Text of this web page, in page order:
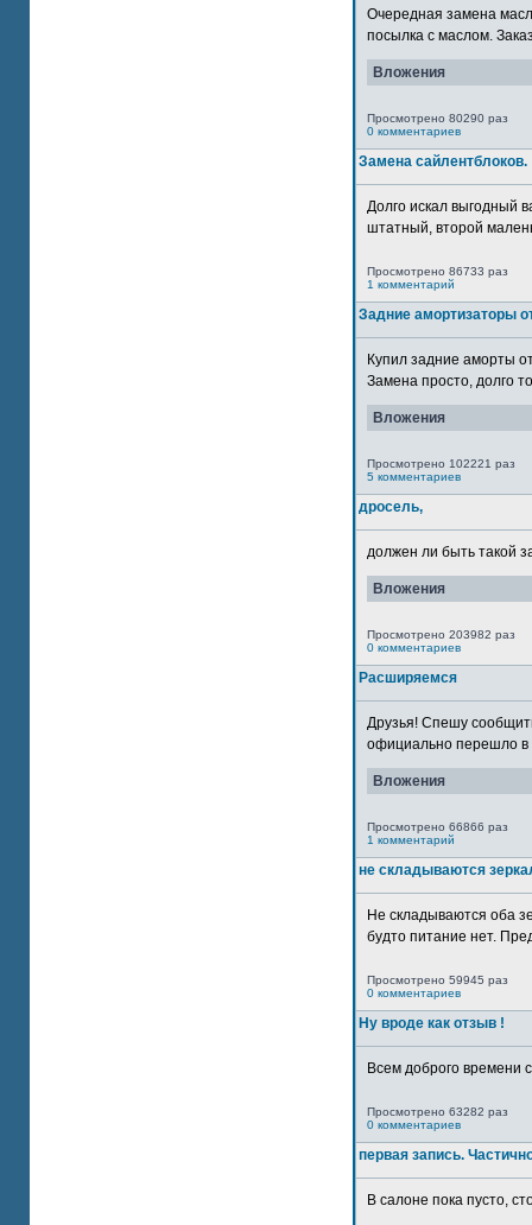
Очередная замена
посылка с маслом.
Вложения
Просмотрено 80290 раз
0 комментариев
Замена сайлентблоков.
Долго искал выгодный
штатный, второй
Просмотрено 86733 раз
1 комментарий
Задние амортизаторы
Купил задние аморты
Замена просто, долго
Вложения
Просмотрено 102221 раз
5 комментариев
дросель,
должен ли быть такой
Вложения
Просмотрено 203982 раз
0 комментариев
Расширяемся
Друзья! Спешу
официально перешло в
Вложения
Просмотрено 66866 раз
1 комментарий
не складываются
Не складываются оба
будто питание нет.
Просмотрено 59945 раз
0 комментариев
Ну вроде как отзыв !
Всем доброго времени
Просмотрено 63282 раз
0 комментариев
первая запись.
В салоне пока пусто,